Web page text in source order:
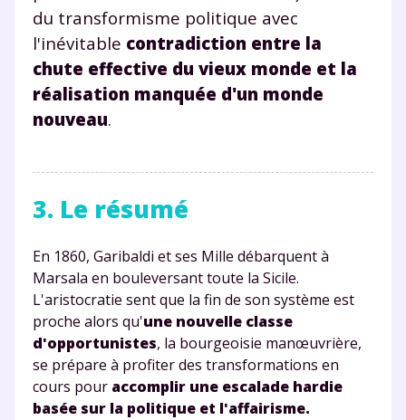
du transformisme politique avec
l'inévitable contradiction entre la
chute effective du vieux monde et la
réalisation manquée d'un monde
nouveau.
3. Le résumé
En 1860, Garibaldi et ses Mille débarquent à
Marsala en bouleversant toute la Sicile.
L'aristocratie sent que la fin de son système est
proche alors qu'une nouvelle classe
d'opportunistes, la bourgeoisie manœuvrière,
se prépare à profiter des transformations en
cours pour accomplir une escalade hardie
basée sur la politique et l'affairisme.
corrigés,podcasts de révisions
Unespace dédié aux parentspour
suivre les progrès
Tout le programme scolaire du CP à
la Terminale
Des profs expérimentés disponibles
vidéo
TESTER GRATUITEMENT
* Votre code d'accès sera envoyé à cette adresse e-mail. En
renseignant votre e-mail, vous consentez à ce que vos
données à caractère personnel soient traitées par SEJER, sous
la marque myMaxicours, afin que SEJER puisse vous donner
accès au service de soutien scolaire pendant 24h. Pour en
savoir plus sur la gestion de vos données personnelles et
pour exercer vos droits, vous pouvez consulternotre